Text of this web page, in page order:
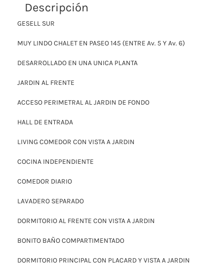
Descripción
GESELL SUR
MUY LINDO CHALET EN PASEO 145 (ENTRE Av. 5 Y Av. 6)
DESARROLLADO EN UNA UNICA PLANTA
JARDIN AL FRENTE
ACCESO PERIMETRAL AL JARDIN DE FONDO
HALL DE ENTRADA
LIVING COMEDOR CON VISTA A JARDIN
COCINA INDEPENDIENTE
COMEDOR DIARIO
LAVADERO SEPARADO
DORMITORIO AL FRENTE CON VISTA A JARDIN
BONITO BAÑO COMPARTIMENTADO
DORMITORIO PRINCIPAL CON PLACARD Y VISTA A JARDIN